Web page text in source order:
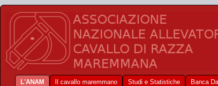
L'ANAM Il cavallo maremmano Studi e Statistiche
Banca